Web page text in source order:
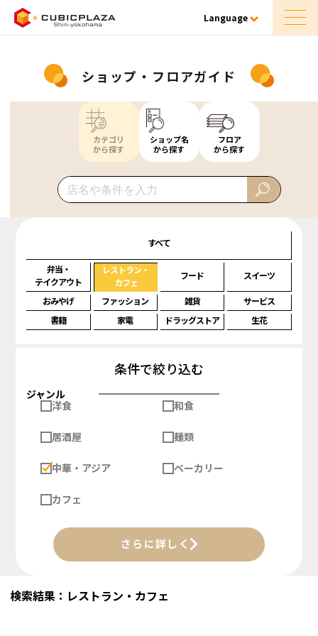
Language
ショップ・フロアガイド
カテゴリ
から探す
ショップ名
から探す
フロア
から探す
すべて
弁当・
テイクアウト
レストラン・
カフェ
フード スイーツ
おみやげ ファッション 雑貨
サービス
書籍
家電 ドラッグストア 生花
条件で絞り込む
ジャンル
洋食
和食
居酒屋 麺類
中華・アジア ベーカリー
カフェ
さらに詳しく
検索結果：レストラン・カフェ